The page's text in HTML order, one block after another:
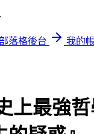
落格後台
我的
上最強哲